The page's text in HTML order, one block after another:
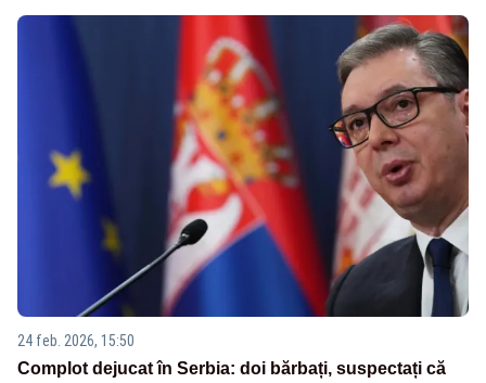
24 feb. 2026, 15:50
Complot dejucat în Serbia: doi bărbați, suspectați că